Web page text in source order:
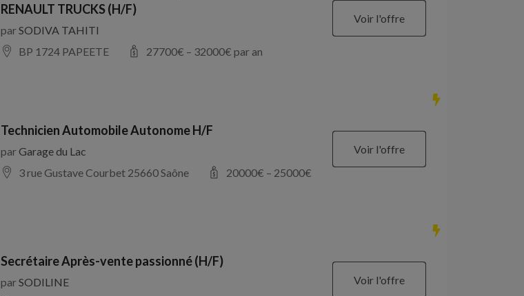
RENAULT TRUCKS (H/F)
par SODIVA TAHITI
BP 1724 PAPEETE
27700€ – 32000€ par an
Voir l'offre
Technicien Automobile Autonome H/F
parGarage du Lac
3 rue Gustave Courbet 25660 Saône
20000€ – 25000€
Voir l'offre
Secrétaire Après-vente passionné (H/F)
parSODILINE
Voir l'offre